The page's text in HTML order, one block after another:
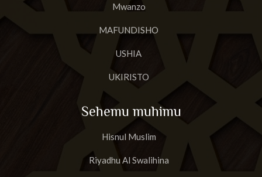
Mwanzo
MAFUNDISHO
USHIA
UKIRISTO
Sehemu muhimu
Hisnul Muslim
Riyadhu Al Swalihina